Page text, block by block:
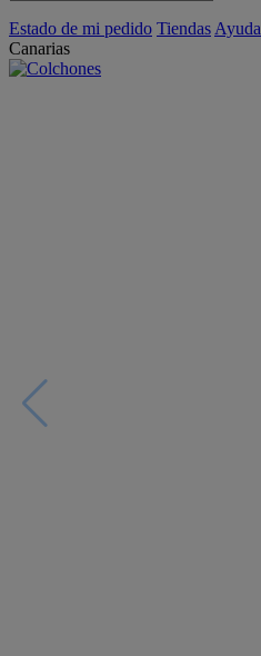
Estado de mi pedido Tiendas Ayuda
Canarias